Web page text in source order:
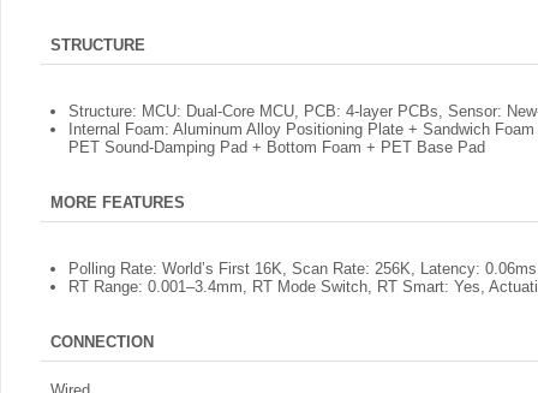
STRUCTURE
Structure: MCU: Dual-Core MCU, PCB: 4-layer PCBs, Sensor:
Internal Foam: Aluminum Alloy Positioning Plate + Sandwich
PET Sound-Damping Pad + Bottom Foam + PET Base Pad
MORE FEATURES
Polling Rate: World’s First 16K, Scan Rate: 256K, Latency: 0.06ms
RT Range: 0.001–3.4mm, RT Mode Switch, RT Smart: Yes,
CONNECTION